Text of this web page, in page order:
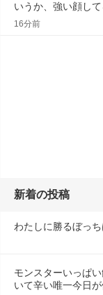
いうか、強い顔し
16分前
新着の投稿
わたしに勝るぼっ
モンスターいっぱ
いて辛い唯一今日